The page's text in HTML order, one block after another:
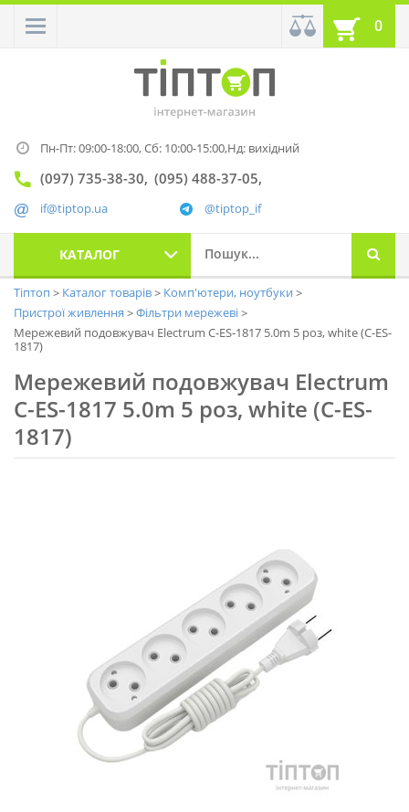
0
Пн-Пт: 09:00-18:00,Сб: 10:00-15:00,Нд: вихідний
(097) 735-38-30 (095) 488-37-05
@tiptop_if
if@tiptop.ua
КАТАЛОГ
Тіптоп Каталог товарів
Комп'ютери, ноутбуки
Пристрої живлення
Фільтри мережеві
Мережевий подовжувач Electrum C-ES-1817 5.0m 5 роз, white (C-ES-
1817)
Мережевий подовжувач Electrum
C-ES-1817 5.0m 5 роз, white (C-ES-
1817)